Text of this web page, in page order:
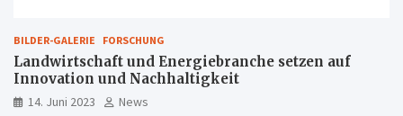
BILDER-GALERIE FORSCHUNG
Landwirtschaft und Energiebranche setzen auf
Innovation und Nachhaltigkeit
14. Juni 2023
News